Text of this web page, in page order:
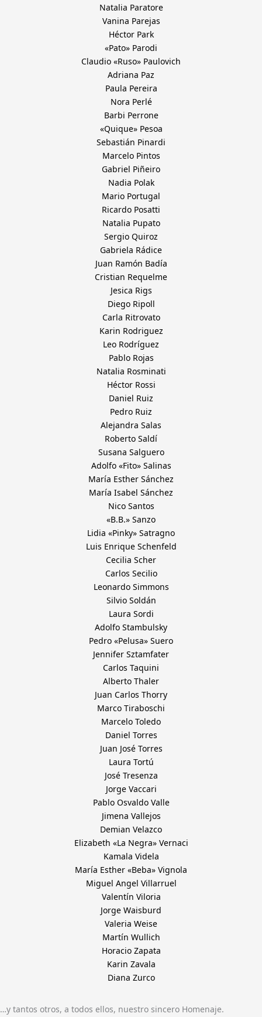
Natalia Paratore
Vanina Parejas
Héctor Park
«Pato» Parodi
Claudio «Ruso» Paulovich
Adriana Paz
Paula Pereira
Nora Perlé
Barbi Perrone
«Quique» Pesoa
Sebastián Pinardi
Marcelo Pintos
Gabriel Piñeiro
Nadia Polak
Mario Portugal
Ricardo Posatti
Natalia Pupato
Sergio Quiroz
Gabriela Rádice
Juan Ramón Badía
Cristian Requelme
Jesica Rigs
Diego Ripoll
Carla Ritrovato
Karin Rodriguez
Leo Rodríguez
Pablo Rojas
Natalia Rosminati
Héctor Rossi
Daniel Ruiz
Pedro Ruiz
Alejandra Salas
Roberto Saldí
Susana Salguero
Adolfo «Fito» Salinas
María Esther Sánchez
María Isabel Sánchez
Nico Santos
«B.B.» Sanzo
Lidia «Pinky» Satragno
Luis Enrique Schenfeld
Cecilia Scher
Carlos Secilio
Leonardo Simmons
Silvio Soldán
Laura Sordi
Adolfo Stambulsky
Pedro «Pelusa» Suero
Jennifer Sztamfater
Carlos Taquini
Alberto Thaler
Juan Carlos Thorry
Marco Tiraboschi
Marcelo Toledo
Daniel Torres
Juan José Torres
Laura Tortú
José Tresenza
Jorge Vaccari
Pablo Osvaldo Valle
Jimena Vallejos
Demian Velazco
Elizabeth «La Negra» Vernaci
Kamala Videla
María Esther «Beba» Vignola
Miguel Angel Villarruel
Valentín Viloria
Jorge Waisburd
Valeria Weise
Martín Wullich
Horacio Zapata
Karin Zavala
Diana Zurco
…y tantos otros, a todos ellos, nuestro sincero Homenaje.